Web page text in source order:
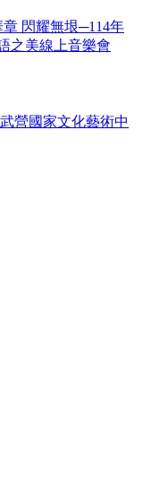
章 閃耀無垠─114年
之美線上音樂會
營國家文化藝術中